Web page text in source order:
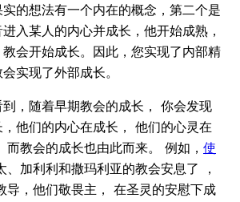
的想法有一个内在的概念，第二个是
入某人的内心并成长，他开始成熟，
会开始成长。因此，您实现了内部精
实现了外部成长。
，随着早期教会的成长， 你会发现
他们的内心在成长， 他们的心灵在
而教会的成长也由此而来。 例如， 使
、加利利和撒玛利亚的教会安息了 ，
导，他们敬畏主， 在圣灵的安慰下成